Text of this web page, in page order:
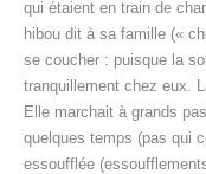
qui étaient en train de
hibou dit à sa famille («
se coucher : puisque la
tranquillement chez eux.
Elle marchait à grands
quelques temps (pas qui
essoufflée